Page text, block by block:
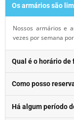
Os armários são
Nossos armários e
vezes por semana
Qual é o horário
Como posso
Há algum período